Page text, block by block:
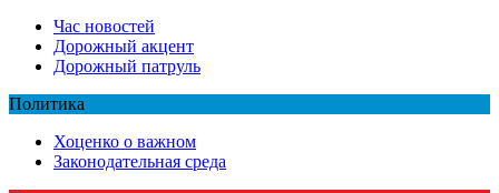
Час новостей
Дорожный акцент
Дорожный патруль
Политика
Хоценко о важном
Законодательная среда